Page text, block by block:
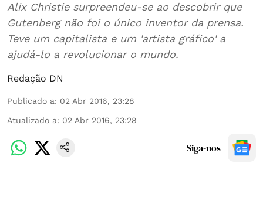
Alix Christie surpreendeu-se ao descobrir que
Gutenberg não foi o único inventor da prensa.
Teve um capitalista e um 'artista gráfico' a
ajudá-lo a revolucionar o mundo.
Redação DN
Publicado a: 02 Abr 2016, 23:28
Atualizado a: 02 Abr 2016, 23:28
Siga-nos